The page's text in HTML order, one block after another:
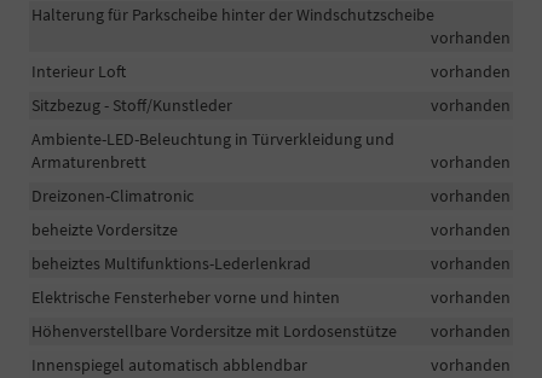
Halterung für Parkscheibe hinter der Windschutzscheibe
vorhanden
Interieur Loft
vorhanden
Sitzbezug - Stoff/Kunstleder
vorhanden
Ambiente-LED-Beleuchtung in Türverkleidung und
Armaturenbrett
vorhanden
Dreizonen-Climatronic
vorhanden
beheizte Vordersitze
vorhanden
beheiztes Multifunktions-Lederlenkrad
vorhanden
Elektrische Fensterheber vorne und hinten
vorhanden
Höhenverstellbare Vordersitze mit Lordosenstütze
vorhanden
Innenspiegel automatisch abblendbar
vorhanden